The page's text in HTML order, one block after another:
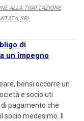
ALLA TRATTAZIONE
SRL
di
un impegno
bensì occorre un
e socio uti
di pagamento che
medesimo. Il